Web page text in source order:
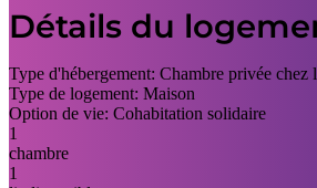
Détails du
Type d'hébergement: Chambre privée chez
Type de logement: Maison
Option de vie: Cohabitation solidaire
1
chambre
1